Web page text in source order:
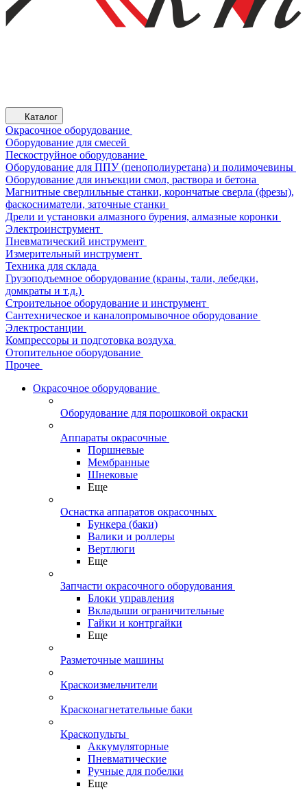
Каталог
Окрасочное оборудование
Оборудование для смесей
Пескоструйное оборудование
Оборудование для ППУ (пенополиуретана) и полимочевины
Оборудование для инъекции смол, раствора и бетона
Магнитные сверлильные станки, корончатые сверла (фрезы),
фаскосниматели, заточные станки
Дрели и установки алмазного бурения, алмазные коронки
Электроинструмент
Пневматический инструмент
Измерительный инструмент
Техника для склада
Грузоподъемное оборудование (краны, тали, лебедки,
домкраты и т.д.)
Строительное оборудование и инструмент
Сантехническое и каналопромывочное оборудование
Электростанции
Компрессоры и подготовка воздуха
Отопительное оборудование
Прочее
Окрасочное оборудование
Оборудование для порошковой окраски
Аппараты окрасочные
Поршневые
Мембранные
Шнековые
Еще
Оснастка аппаратов окрасочных
Бункера (баки)
Валики и роллеры
Вертлюги
Еще
Запчасти окрасочного оборудования
Блоки управления
Вкладыши ограничительные
Гайки и контргайки
Еще
Разметочные машины
Краскоизмельчители
Красконагнетательные баки
Краскопульты
Аккумуляторные
Пневматические
Ручные для побелки
Еще